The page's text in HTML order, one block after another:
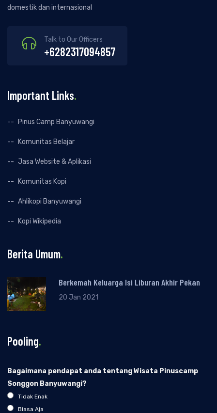
domestik dan internasional
Talk to Our Officers
+6282317094857
Important Links.
Pinus Camp Banyuwangi
Komunitas Belajar
Jasa Website & Aplikasi
Komunitas Kopi
Ahlikopi Banyuwangi
Kopi Wikipedia
Berita Umum.
Berkemah Keluarga Isi Liburan Akhir Pekan
20 Jan 2021
Pooling.
Bagaimana pendapat anda tentang Wisata Pinuscamp
Songgon Banyuwangi?
Tidak Enak
Biasa Aja